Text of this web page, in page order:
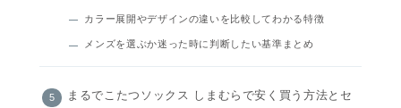
カラー展開やデザインの違いを比較してわかる特徴
メンズを選ぶか迷った時に判断したい基準まとめ
まるでこたつソックス しまむらで安く買う方法とセ